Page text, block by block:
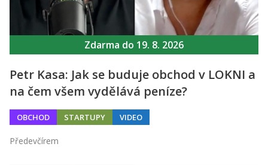
Zdarma do 19. 8. 2026
Petr Kasa: Jak se buduje obchod v LOKNI a
na čem všem vydělává peníze?
OBCHOD STARTUPY VIDEO
Předevčírem